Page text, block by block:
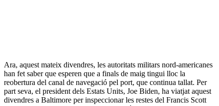
Ara, aquest mateix divendres, les autoritats militars nord-americanes
han fet saber que esperen que a finals de maig tingui lloc la
reobertura del canal de navegació pel port, que continua tallat. Per
part seva, el president dels Estats Units, Joe Biden, ha viatjat aquest
divendres a Baltimore per inspeccionar les restes del Francis Scott